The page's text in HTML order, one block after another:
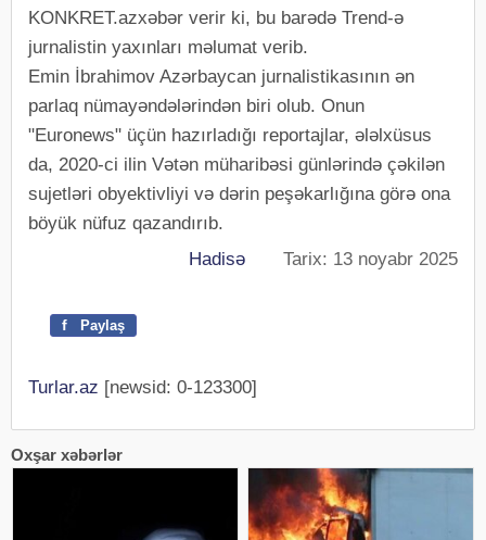
KONKRET.azxəbər verir ki, bu barədə Trend-ə
jurnalistin yaxınları məlumat verib.
Emin İbrahimov Azərbaycan jurnalistikasının ən
parlaq nümayəndələrindən biri olub. Onun
"Euronews" üçün hazırladığı reportajlar, ələlxüsus
da, 2020-ci ilin Vətən müharibəsi günlərində çəkilən
sujetləri obyektivliyi və dərin peşəkarlığına görə ona
böyük nüfuz qazandırıb.
Hadisə Tarix: 13 noyabr 2025
f Paylaş
Turlar.az [newsid: 0-123300]
Oxşar xəbərlər